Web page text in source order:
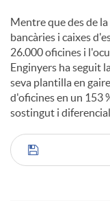
Mentre que des de
bancàries i caixes
26.000 oficines i
Enginyers ha seguit
seva plantilla en
d'oficines en un 153
sostingut i diferencial.
C